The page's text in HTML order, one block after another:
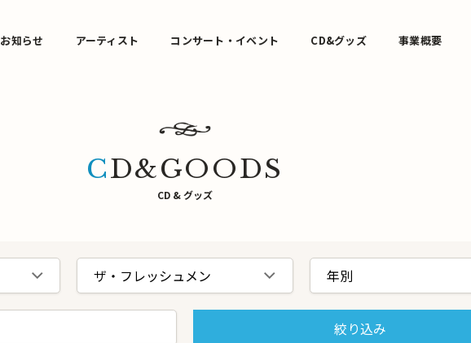
お知らせ アーティスト コンサート・イベント CD&グッズ 事業概要
CD&GOODS
CD & グッズ